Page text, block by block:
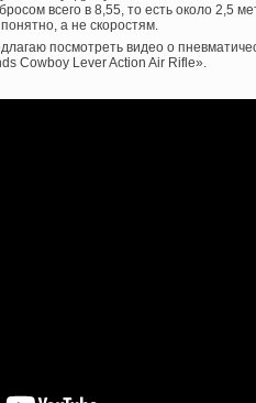
всего в 8,55, то есть около 2,5
а не скоростям.
посмотреть видео о
Cowboy Lever Action Air Rifle».